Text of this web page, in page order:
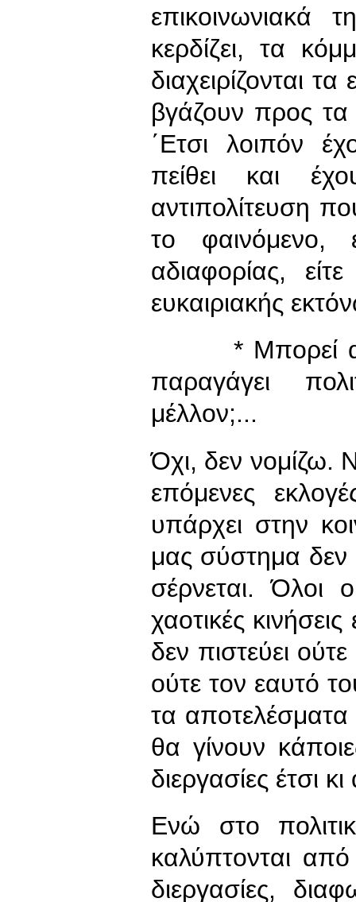
επικοινωνιακά
κερδίζει, τα
διαχειρίζονται
βγάζουν προς τα
΄Ετσι λοιπόν
πείθει και
αντιπολίτευση
το φαινόμενο,
αδιαφορίας,
ευκαιριακής
* Μπορεί
παραγάγει
μέλλον;...
Όχι, δεν νομίζω.
επόμενες
υπάρχει στην
μας σύστημα δεν
σέρνεται. Όλοι
χαοτικές
δεν πιστεύει
ούτε τον εαυτό
τα
θα γίνουν
διεργασίες έτσι
Ενώ στο
καλύπτονται από
διεργασίες,